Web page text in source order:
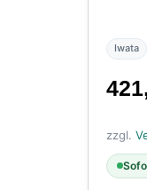
Iwata
zzgl.